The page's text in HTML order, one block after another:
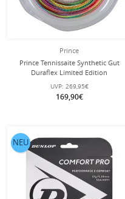
Prince
Prince Tennissaite Synthetic Gut
Duraflex Limited Edition
(Allround+Haltbarkeit) bunt 200
Meter Rolle
UVP: 269,95€
169,90€
NEU